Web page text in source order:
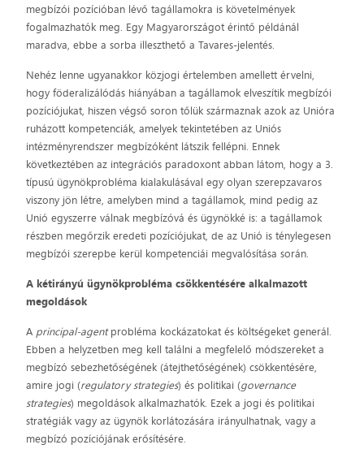
megbízói pozícióban lévő tagállamokra is követelmények
fogalmazhatók meg. Egy Magyarországot érintő példánál
maradva, ebbe a sorba illeszthető a Tavares-jelentés.
Nehéz lenne ugyanakkor közjogi értelemben amellett érvelni,
hogy föderalizálódás hiányában a tagállamok elveszítik megbízói
pozíciójukat, hiszen végső soron tőlük származnak azok az Unióra
ruházott kompetenciák, amelyek tekintetében az Uniós
intézményrendszer megbízóként látszik fellépni. Ennek
következtében az integrációs paradoxont abban látom, hogy a 3.
típusú ügynökprobléma kialakulásával egy olyan szerepzavaros
viszony jön létre, amelyben mind a tagállamok, mind pedig az
Unió egyszerre válnak megbízóvá és ügynökké is: a tagállamok
részben megőrzik eredeti pozíciójukat, de az Unió is ténylegesen
megbízói szerepbe kerül kompetenciái megvalósítása során.
A kétirányú ügynökprobléma csökkentésére alkalmazott
megoldások
A principal-agentprobléma kockázatokat és költségeket generál.
Ebben a helyzetben meg kell találni a megfelelő módszereket a
megbízó sebezhetőségének (átejthetőségének) csökkentésére,
amire jogi (regulatory strategies) és politikai (governance
strategies) megoldások alkalmazhatók. Ezek a jogi és politikai
stratégiák vagy az ügynök korlátozására irányulhatnak, vagy a
megbízó pozíciójának erősítésére.